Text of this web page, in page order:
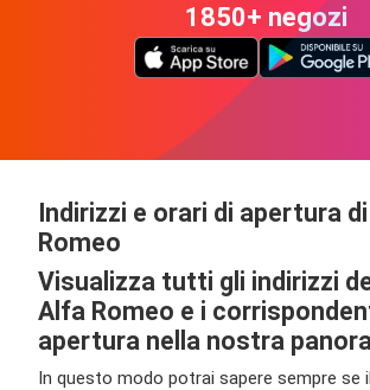
1850+ negozi
Indirizzi e orari di apertura
Romeo
Visualizza tutti gli indirizzi
Alfa Romeo e i
apertura nella nostra
In questo modo potrai sapere sempre se